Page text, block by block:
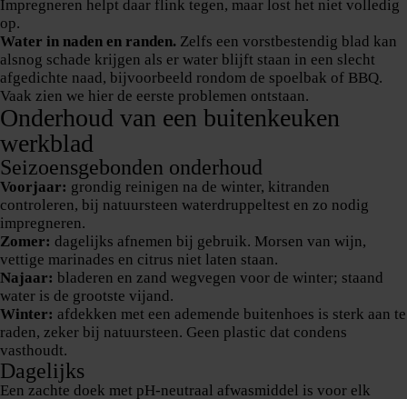
Impregneren helpt daar flink tegen, maar lost het niet volledig
op.
Water in naden en randen. Zelfs een vorstbestendig blad kan
alsnog schade krijgen als er water blijft staan in een slecht
afgedichte naad, bijvoorbeeld rondom de spoelbak of BBQ.
Vaak zien we hier de eerste problemen ontstaan.
Onderhoud van een buitenkeuken
werkblad
Seizoensgebonden onderhoud
Voorjaar: grondig reinigen na de winter, kitranden
controleren, bij natuursteen waterdruppeltest en zo nodig
impregneren.
Zomer: dagelijks afnemen bij gebruik. Morsen van wijn,
vettige marinades en citrus niet laten staan.
Najaar: bladeren en zand wegvegen voor de winter; staand
water is de grootste vijand.
Winter: afdekken met een ademende buitenhoes is sterk aan te
raden, zeker bij natuursteen. Geen plastic dat condens
vasthoudt.
Dagelijks
Een zachte doek met pH-neutraal afwasmiddel is voor elk